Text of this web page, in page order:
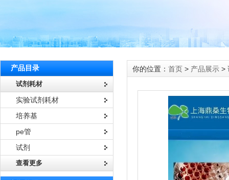
产品目录
试剂耗材
实验试剂耗材
培养基
pe管
试剂
查看更多
你的位置： 首页 > 产品展示 >